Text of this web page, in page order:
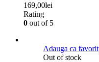
169,00lei
Rating
0 out of 5
Adauga ca favorit
Out of stock